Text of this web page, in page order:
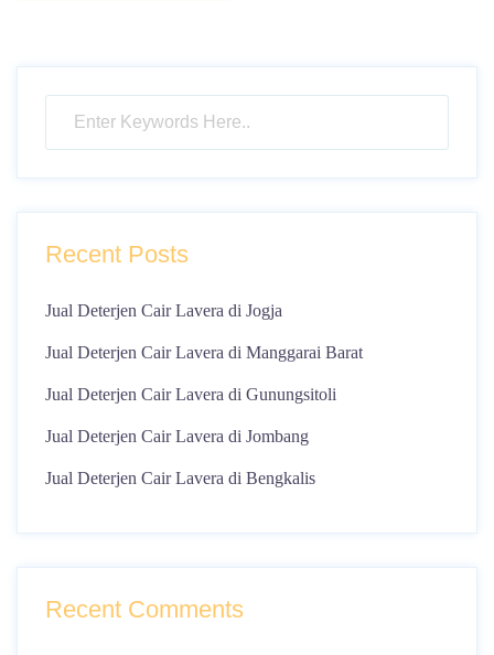
Recent Posts
Jual Deterjen Cair Lavera di Jogja
Jual Deterjen Cair Lavera di Manggarai Barat
Jual Deterjen Cair Lavera di Gunungsitoli
Jual Deterjen Cair Lavera di Jombang
Jual Deterjen Cair Lavera di Bengkalis
Recent Comments